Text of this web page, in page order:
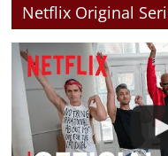
Netflix Original